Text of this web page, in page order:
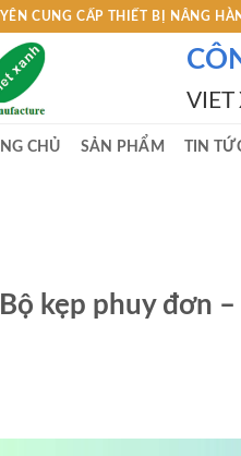
CUNG CẤP THIẾT BỊ NÂNG
VIET
CHỦ SẢN PHẨM TIN
Bộ kẹp phuy đơn